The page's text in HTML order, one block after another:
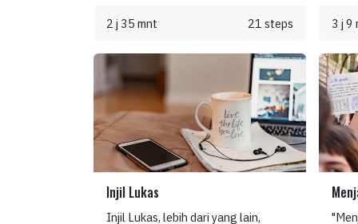
lebih
dinikmati dan dikenang.
2 j 35 mnt 21 steps
dan
demi
3 j 9
Injil Lukas
Injil Lukas, lebih dari yang lain,